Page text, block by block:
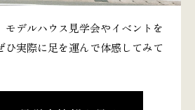
モデルハウス見学会やイベントを
ひ実際に足を運んで体感してみて